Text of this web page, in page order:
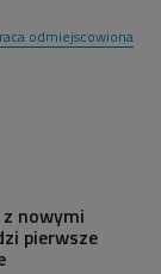
odmiejscowiona
nowymi
pierwsze